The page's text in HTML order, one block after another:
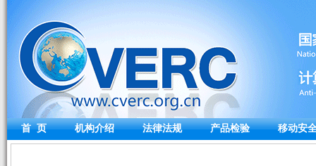
首 页 机构介绍 法律法规 产品检验 移动安